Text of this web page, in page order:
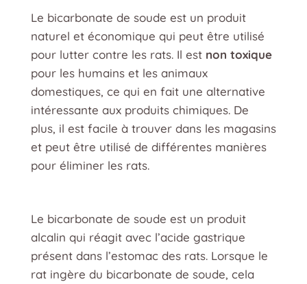
Le bicarbonate de soude est un produit
naturel et économique qui peut être utilisé
pour lutter contre les rats. Il est non toxique
pour les humains et les animaux
domestiques, ce qui en fait une alternative
intéressante aux produits chimiques. De
plus, il est facile à trouver dans les magasins
et peut être utilisé de différentes manières
pour éliminer les rats.
Le bicarbonate de soude est un produit
alcalin qui réagit avec l’acide gastrique
présent dans l’estomac des rats. Lorsque le
rat ingère du bicarbonate de soude, cela